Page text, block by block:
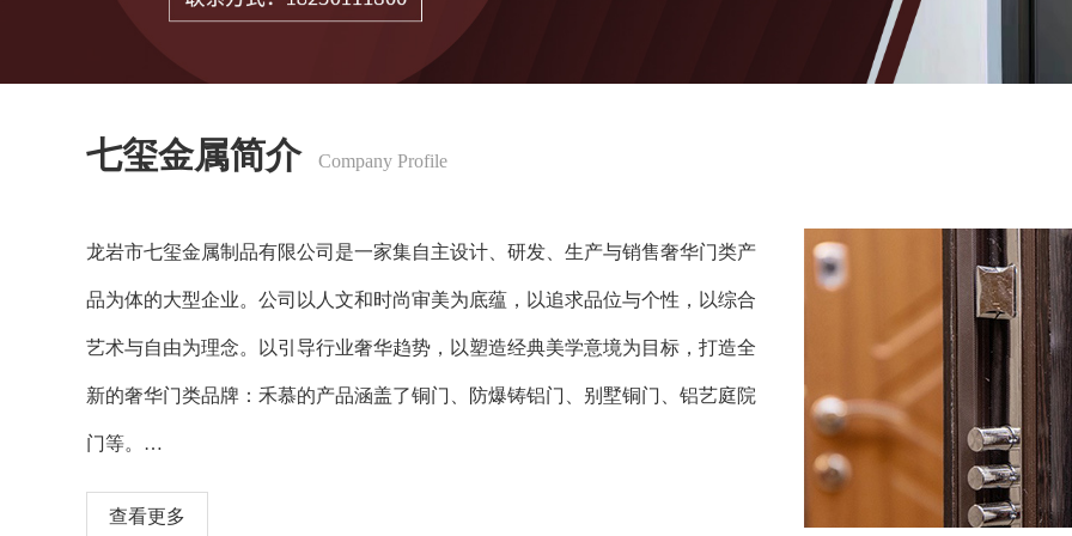
七玺金属简介 Company Profile
龙岩市七玺金属制品有限公司是一家集自主设计、研发、生产与销售奢华门类产
品为体的大型企业。公司以人文和时尚审美为底蕴，以追求品位与个性，以综合
艺术与自由为理念。以引导行业奢华趋势，以塑造经典美学意境为目标，打造全
新的奢华门类品牌：禾慕的产品涵盖了铜门、防爆铸铝门、别墅铜门、铝艺庭院
门等。
查看更多